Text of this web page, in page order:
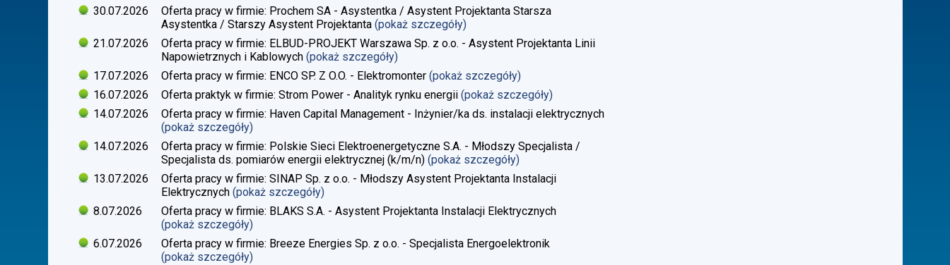
30.07.2026
Oferta pracy w firmie: Prochem SA - Asystentka / Asystent Projektanta Starsza
Asystentka / Starszy Asystent Projektanta (pokaż szczegóły)
21.07.2026
Oferta pracy w firmie: ELBUD-PROJEKT Warszawa Sp. z o.o. - Asystent Projektanta Linii
Napowietrznych i Kablowych (pokaż szczegóły)
17.07.2026
Oferta pracy w firmie: ENCO SP. Z O.O. - Elektromonter (pokaż szczegóły)
16.07.2026
Oferta praktyk w firmie: Strom Power - Analityk rynku energii (pokaż szczegóły)
14.07.2026
Oferta pracy w firmie: Haven Capital Management - Inżynier/ka ds. instalacji elektrycznych
(pokaż szczegóły)
14.07.2026
Oferta pracy w firmie: Polskie Sieci Elektroenergetyczne S.A. - Młodszy Specjalista /
Specjalista ds. pomiarów energii elektrycznej​ (k/m/n) (pokaż szczegóły)
13.07.2026
Oferta pracy w firmie: SINAP Sp. z o.o. - Młodszy Asystent Projektanta Instalacji
Elektrycznych (pokaż szczegóły)
8.07.2026
Oferta pracy w firmie: BLAKS S.A. - Asystent Projektanta Instalacji Elektrycznych
(pokaż szczegóły)
6.07.2026
Oferta pracy w firmie: Breeze Energies Sp. z o.o. - Specjalista Energoelektronik
(pokaż szczegóły)